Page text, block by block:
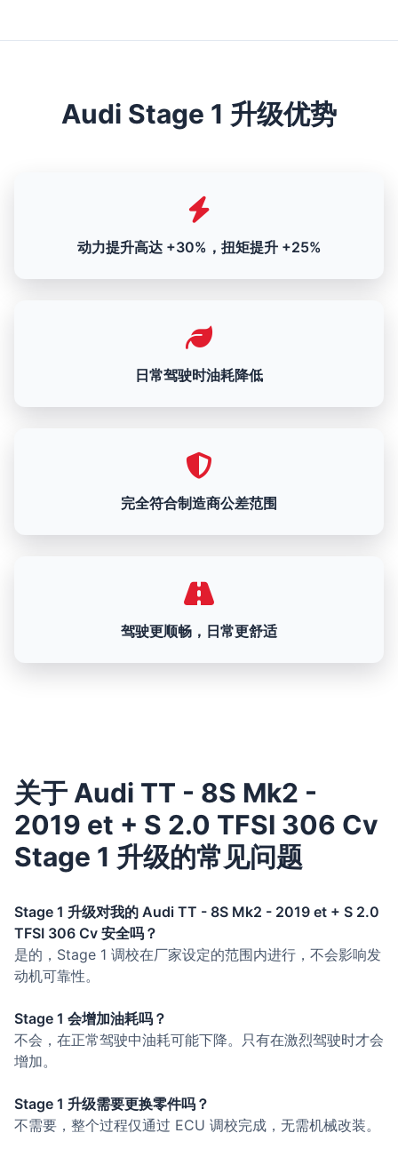
Audi Stage 1 升级优势
动力提升高达 +30%，扭矩提升 +25%
日常驾驶时油耗降低
完全符合制造商公差范围
驾驶更顺畅，日常更舒适
关于 Audi TT - 8S Mk2 -
2019 et + S 2.0 TFSI 306 Cv
Stage 1 升级的常见问题
Stage 1 升级对我的 Audi TT - 8S Mk2 - 2019 et + S 2.0
TFSI 306 Cv 安全吗？
是的，Stage 1 调校在厂家设定的范围内进行，不会影响发
动机可靠性。
Stage 1 会增加油耗吗？
不会，在正常驾驶中油耗可能下降。只有在激烈驾驶时才会
增加。
Stage 1 升级需要更换零件吗？
不需要，整个过程仅通过 ECU 调校完成，无需机械改装。